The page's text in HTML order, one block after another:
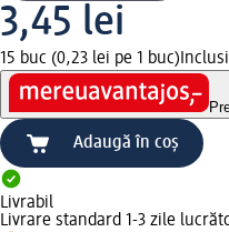
3,45 lei
15 buc (0,23 lei pe 1 buc)
Adaugă în coș
Livrabil
Livrare standard 1-3 zile